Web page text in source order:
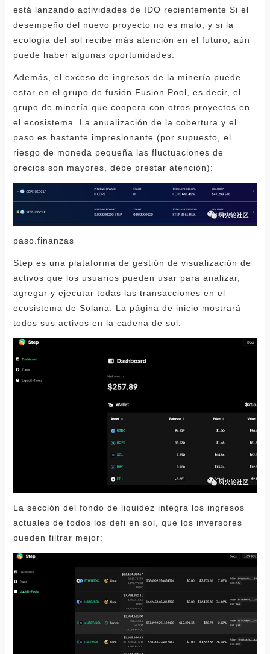
está lanzando actividades de IDO recientemente Si el
desempeño del nuevo proyecto no es malo, y si la
ecología del sol recibe más atención en el futuro, aún
puede haber algunas oportunidades.
Además, el exceso de ingresos de la minería puede
estar en el grupo de fusión Fusion Pool, es decir, el
grupo de minería que coopera con otros proyectos en
el ecosistema. La anualización de la cobertura y el
paso es bastante impresionante (por supuesto, el
riesgo de moneda pequeña las fluctuaciones de
precios son mayores, debe prestar atención):
paso.finanzas
Step es una plataforma de gestión de visualización de
activos que los usuarios pueden usar para analizar,
agregar y ejecutar todas las transacciones en el
ecosistema de Solana. La página de inicio mostrará
todos sus activos en la cadena de sol:
La sección del fondo de liquidez integra los ingresos
actuales de todos los defi en sol, que los inversores
pueden filtrar mejor: